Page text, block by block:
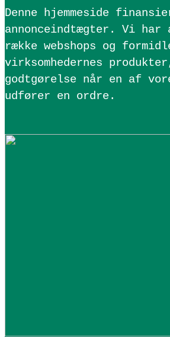
Denne hjemmeside
annonceindtægter. Vi har
række webshops og
virksomhedernes
godtgørelse når en af
udfører en ordre.